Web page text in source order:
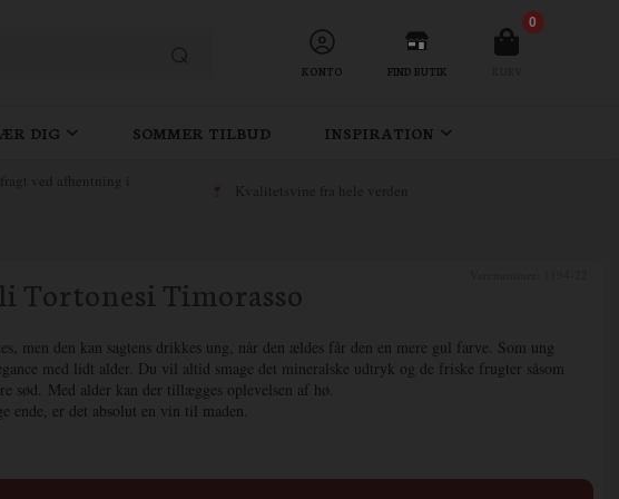
KONTO FIND BUTIK
0
DIG SOMMER TILBUD INSPIRATION
ved afhentning i
Kvalitetsvine fra hele verden
Tortonesi Timorasso
men den kan sagtens drikkes ung, når den ældes får den en mere gul farve. Som ung
med lidt alder. Du vil altid smage det mineralske udtryk og de friske frugter såsom
sød. Med alder kan der tillægges oplevelsen af hø.
ende, er det absolut en vin til maden.